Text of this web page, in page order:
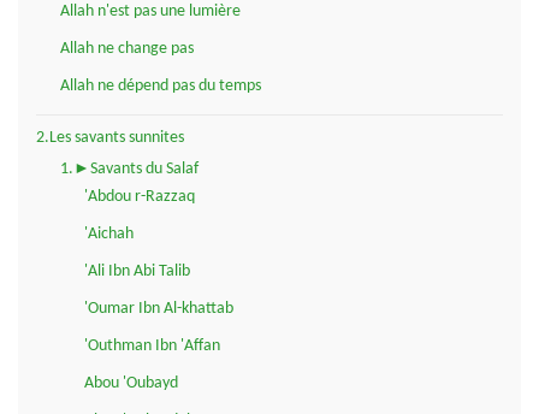
Allah n'est pas une lumière
Allah ne change pas
Allah ne dépend pas du temps
2.Les savants sunnites
1.►Savants du Salaf
'Abdou r-Razzaq
'Aichah
'Ali Ibn Abi Talib
'Oumar Ibn Al-khattab
'Outhman Ibn 'Affan
Abou 'Oubayd